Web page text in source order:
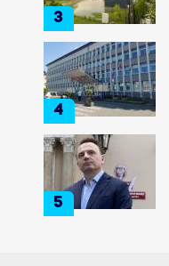
3
4
5